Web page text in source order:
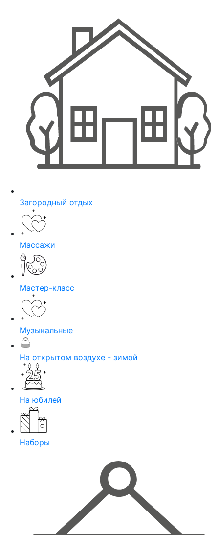
Загородный отдых
Массажи
Мастер-класс
Музыкальные
На открытом воздухе - зимой
На юбилей
Наборы